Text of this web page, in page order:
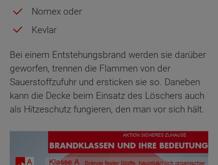
Nomex oder
Kevlar
Bei einem Entstehungsbrand werden sie darüber
geworfen, trennen die Flammen von der
Sauerstoffzufuhr und ersticken sie so. Daneben
kann die Decke beim Einsatz des Löschers auch
als Hitzeschutz fungieren, den man vor sich hält.